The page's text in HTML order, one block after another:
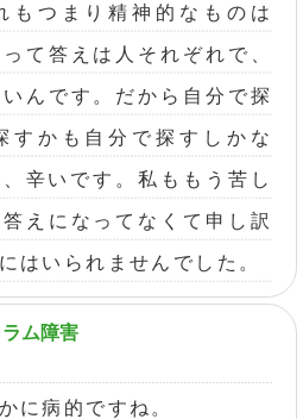
もつまり精神的なものは
て答えは人それぞれで、
んです。だから自分で探
すかも自分で探すしかな
辛いです。私ももう苦し
えになってなくて申し訳
はいられませんでした。
ム障害
に病的ですね。